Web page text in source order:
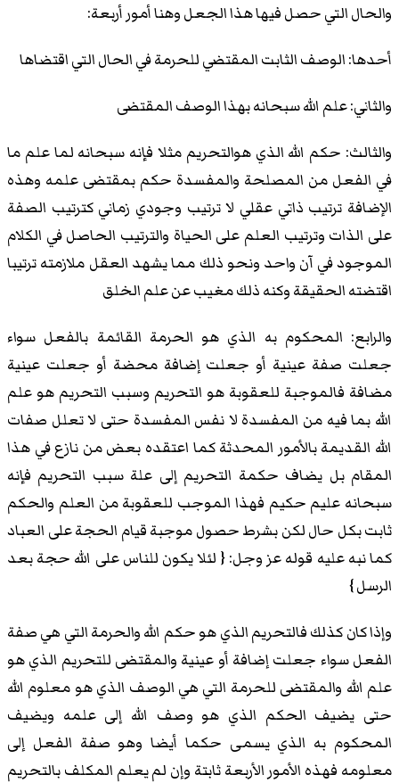
والحال التي حصل فيها هذا الجعل وهنا أمور أربعة:
أحدها: الوصف الثابت المقتضي للحرمة في الحال التي اقتضاها
والثاني: علم الله سبحانه بهذا الوصف المقتضى
والثالث: حكم الله الذي هوالتحريم مثلا فإنه سبحانه لما علم ما
في الفعل من المصلحة والمفسدة حكم بمقتضى علمه وهذه
الإضافة ترتيب ذاتي عقلي لا ترتيب وجودي زماني كترتيب الصفة
على الذات وترتيب العلم على الحياة والترتيب الحاصل في الكلام
الموجود في آن واحد ونحو ذلك مما يشهد العقل ملازمته ترتيبا
اقتضته الحقيقة وكنه ذلك مغيب عن علم الخلق
والرابع: المحكوم به الذي هو الحرمة القائمة بالفعل سواء
جعلت صفة عينية أو جعلت إضافة محضة أو جعلت عينية
مضافة فالموجبة للعقوبة هو التحريم وسبب التحريم هو علم
الله بما فيه من المفسدة لا نفس المفسدة حتى لا تعلل صفات
الله القديمة بالأمور المحدثة كما اعتقده بعض من نازع في هذا
المقام بل يضاف حكمة التحريم إلى علة سبب التحريم فإنه
سبحانه عليم حكيم فهذا الموجب للعقوبة من العلم والحكم
ثابت بكل حال لكن بشرط حصول موجبة قيام الحجة على العباد
كما نبه عليه قوله عز وجل: { لئلا يكون للناس على الله حجة بعد
الرسل }
وإذا كان كذلك فالتحريم الذي هو حكم الله والحرمة التي هي صفة
الفعل سواء جعلت إضافة أو عينية والمقتضى للتحريم الذي هو
علم الله والمقتضى للحرمة التي هي الوصف الذي هو معلوم الله
حتى يضيف الحكم الذي هو وصف الله إلى علمه ويضيف
المحكوم به الذي يسمى حكما أيضا وهو صفة الفعل إلى
معلومه فهذه الأمور الأربعة ثابتة وإن لم يعلم المكلف بالتحريم